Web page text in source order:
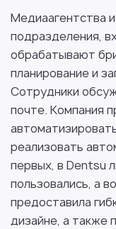
Медиаагентства
подразделения,
обрабатывают
планирование и
Сотрудники
почте. Компания
реализовать
первых, в Dentsu
пользовались, а
предоставила
дизайне, а также